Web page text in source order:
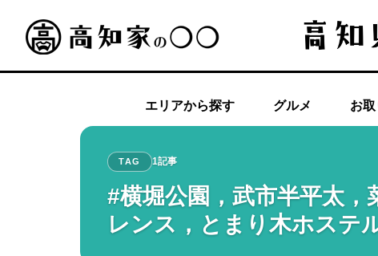
エリアから探す グルメ お
TAG 1記事
#横堀公園，武市半平太
レンス，とまり木ホステ